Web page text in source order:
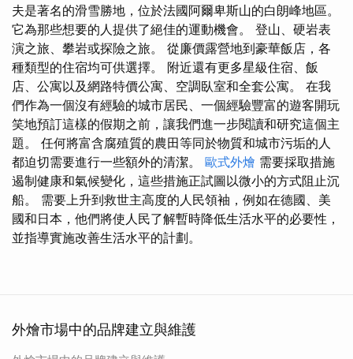
夫是著名的滑雪勝地，位於法國阿爾卑斯山的白朗峰地區。
它為那些想要的人提供了絕佳的運動機會。 登山、硬岩表
演之旅、攀岩或探險之旅。 從廉價露營地到豪華飯店，各
種類型的住宿均可供選擇。 附近還有更多星級住宿、飯
店、公寓以及網路特價公寓、空調臥室和全套公寓。 在我
們作為一個沒有經驗的城市居民、一個經驗豐富的遊客開玩
笑地預訂這樣的假期之前，讓我們進一步閱讀和研究這個主
題。 任何將富含腐殖質的農田等同於物質和城市污垢的人
都迫切需要進行一些額外的清潔。 歐式外燴 需要採取措施
遏制健康和氣候變化，這些措施正試圖以微小的方式阻止沉
船。 需要上升到救世主高度的人民領袖，例如在德國、美
國和日本，他們將使人民了解暫時降低生活水平的必要性，
並指導實施改善生活水平的計劃。
外燴市場中的品牌建立與維護